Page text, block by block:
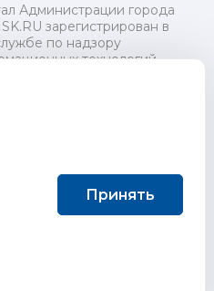
Администрации города
зарегистрирован в
по надзору
технологий
(Роскомнадзор) 24 июля
года.
Эл № ФС77-73321
(исполнительно-
округа "Город
Байкова Е.А.
почты Редакции:
+7 (484) 395-85-85
материалы 18+
персональных
Принять